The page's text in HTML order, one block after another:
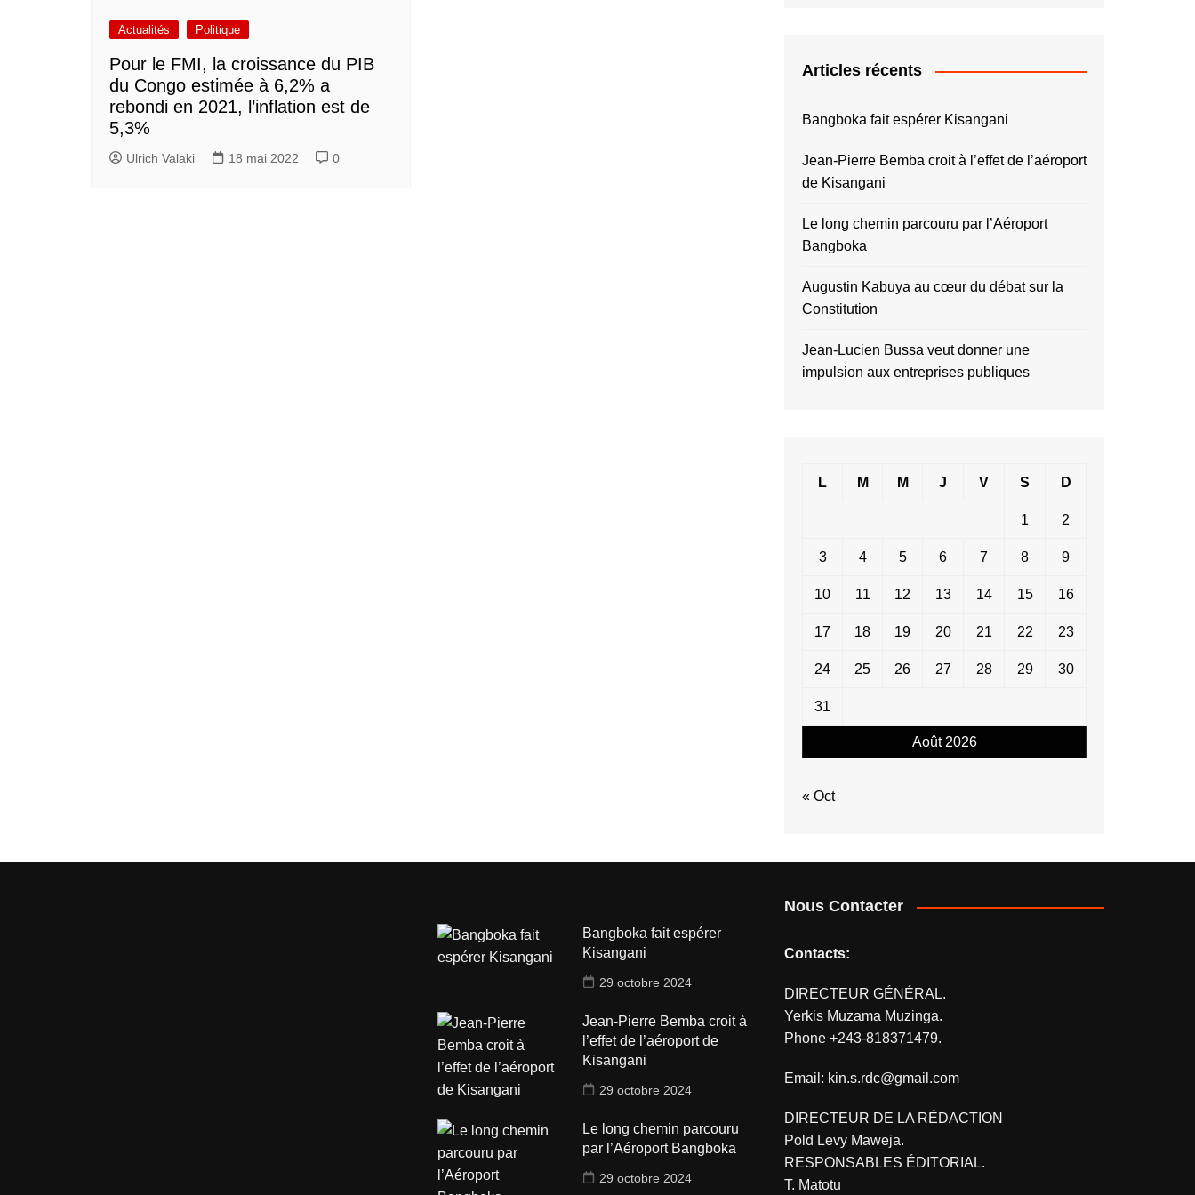
Actualités Politique
Pour le FMI, la croissance du PIB
du Congo estimée à 6,2% a
rebondi en 2021, l’inflation est de
5,3%
Ulrich Valaki 18 mai 2022 0
Articles récents
Bangboka fait espérer Kisangani
Jean-Pierre Bemba croit à l’effet de l’aéroport
de Kisangani
Le long chemin parcouru par l’Aéroport
Bangboka
Augustin Kabuya au cœur du débat sur la
Constitution
Jean-Lucien Bussa veut donner une
impulsion aux entreprises publiques
Août 2026
L M M J V S D
1 2
3 4 5 6 7 8 9
10 11 12 13 14 15 16
17 18 19 20 21 22 23
24 25 26 27 28 29 30
31
« Oct
Bangboka fait espérer
Kisangani
29 octobre 2024
Jean-Pierre Bemba croit à
l’effet de l’aéroport de
Kisangani
29 octobre 2024
Le long chemin parcouru
par l’Aéroport Bangboka
29 octobre 2024
Nous Contacter
Contacts:
DIRECTEUR GÉNÉRAL.
Yerkis Muzama Muzinga.
Phone +243-818371479.
Email: kin.s.rdc@gmail.com
DIRECTEUR DE LA RÉDACTION
Pold Levy Maweja.
RESPONSABLES ÉDITORIAL.
T. Matotu